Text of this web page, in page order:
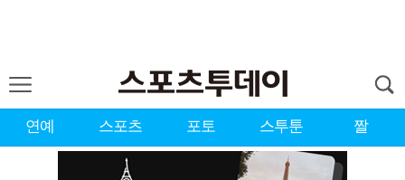
연예 스포츠 포토 스투툰 짤